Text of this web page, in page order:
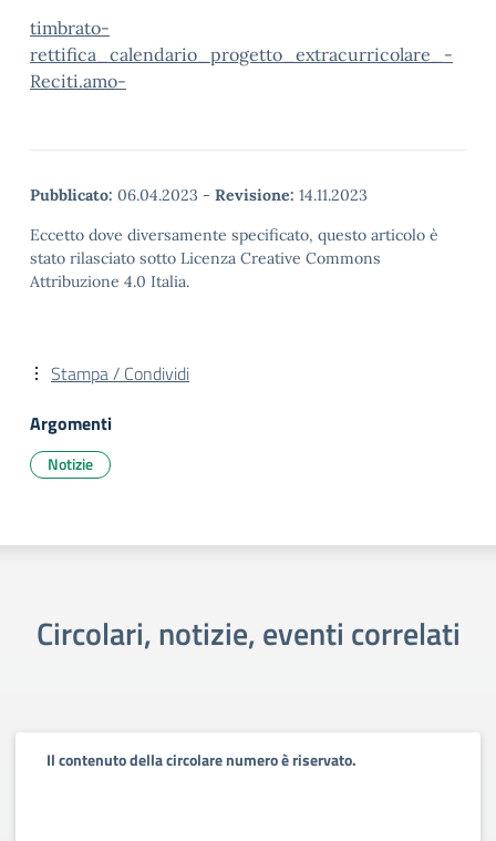
timbrato-
rettifica_calendario_progetto_extracurricolare_-
Reciti.amo-
Pubblicato: 06.04.2023 - Revisione: 14.11.2023
Eccetto dove diversamente specificato, questo articolo è
stato rilasciato sotto Licenza Creative Commons
Attribuzione 4.0 Italia.
Stampa / Condividi
Argomenti
Notizie
Circolari, notizie, eventi correlati
Il contenuto della circolare numero è riservato.